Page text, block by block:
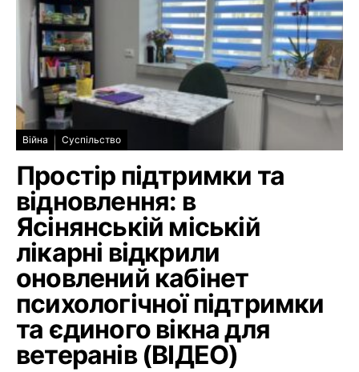
Війна Суспільство
Простір підтримки та
відновлення: в
Ясінянській міській
лікарні відкрили
оновлений кабінет
психологічної підтримки
та єдиного вікна для
ветеранів (ВІДЕО)